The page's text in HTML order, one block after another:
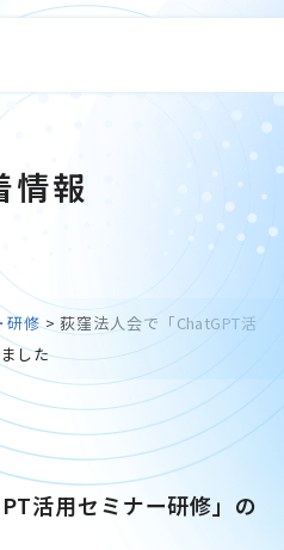
情報
研修>荻窪法人会で「ChatGPT活
した
活用セミナー研修」の